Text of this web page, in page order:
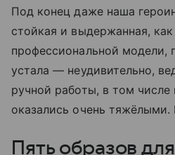
Под конец даже наша
стойкая и выдержанная, как
профессиональной модели,
устала — неудивительно,
ручной работы, в том числе
оказались очень
Пять образов